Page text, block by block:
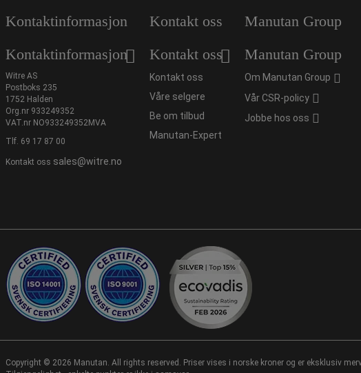
Kontaktinformasjon
Kontaktinformasjon
Witre AS
Postboks 235
1752 Halden
Org.nr 933249352
VAT.nr NO933249352MVA
Tlf. 69 17 87 00
Kontakt oss sales@witre.no
Kontakt oss
Kontakt oss
Kontakt oss
Våre selgere
Be om tilbud
Manutan-Expert
Manutan Group
Manutan Group
Om Manutan Group
Vår CSR-policy
Jobbe hos oss
Copyright © 2026 Manutan. All rights reserved. Priser vises i norske kroner og er eksklusiv